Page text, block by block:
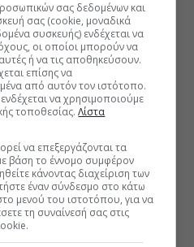
σας δεδομένων και
σας (cookie, μοναδικά
συσκευής) ενδέχεται να
οι οποίοι μπορούν να
ή να τις αποθηκεύσουν.
επίσης να
από αυτόν τον ιστότοπο.
να χρησιμοποιούμε
τοποθεσίας.Λίστα
να επεξεργάζονται τα
βάση το έννομο συμφέρον
κάνοντας διαχείριση των
έναν σύνδεσμο στο κάτω
μενού του ιστοτόπου, για να
τη συναίνεσή σας στις